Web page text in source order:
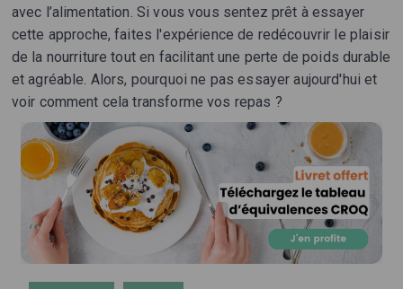
avec l’alimentation. Si vous vous sentez prêt à essayer
cette approche, faites l'expérience de redécouvrir le plaisir
de la nourriture tout en facilitant une perte de poids durable
et agréable. Alors, pourquoi ne pas essayer aujourd'hui et
voir comment cela transforme vos repas ?